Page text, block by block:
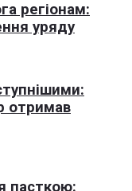
регіонам:
уряду
отримав
пасткою: